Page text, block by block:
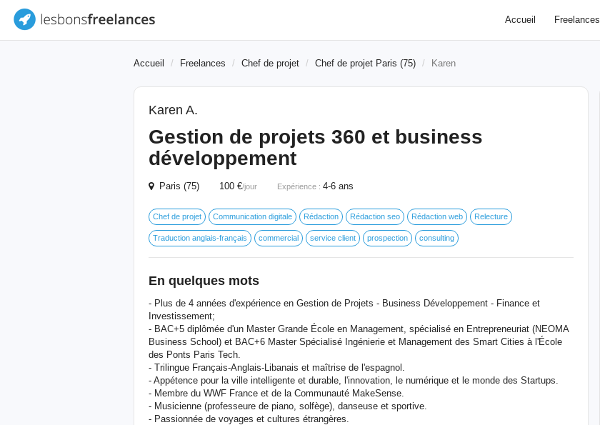
Accueil Freelances
Accueil Freelances Chef de projet Chef de projet Paris (75) Karen
Karen A.
Gestion de projets 360 et business
développement
Paris (75) 100 €/jour Expérience : 4-6 ans
Chef de projet Communication digitale Rédaction Rédaction seo Rédaction web Relecture
Traduction anglais-français commercial service client prospection consulting
En quelques mots
- Plus de 4 années d'expérience en Gestion de Projets - Business Développement - Finance et
Investissement;
- BAC+5 diplômée d'un Master Grande École en Management, spécialisé en Entrepreneuriat (NEOMA
Business School) et BAC+6 Master Spécialisé Ingénierie et Management des Smart Cities à l'École
des Ponts Paris Tech.
- Trilingue Français-Anglais-Libanais et maîtrise de l'espagnol.
- Appétence pour la ville intelligente et durable, l'innovation, le numérique et le monde des Startups.
- Membre du WWF France et de la Communauté MakeSense.
- Musicienne (professeure de piano, solfège), danseuse et sportive.
- Passionnée de voyages et cultures étrangères.